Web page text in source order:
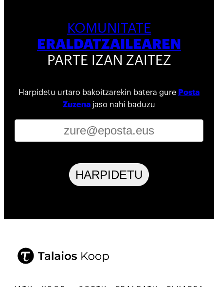
KOMUNITATE
ERALDATZAILEAREN
PARTE IZAN ZAITEZ
Harpidetu urtaro bakoitzarekin batera gure Posta
Zuzena jaso nahi baduzu
HARPIDETU